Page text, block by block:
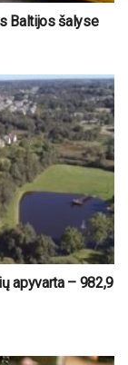
Baltijos šalyse
apyvarta – 982,9